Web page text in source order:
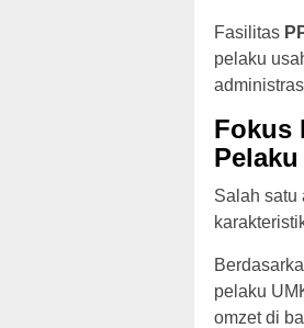
Fasilitas
pelaku
Fokus
Pelaku
Salah satu
pelaku
omzet di